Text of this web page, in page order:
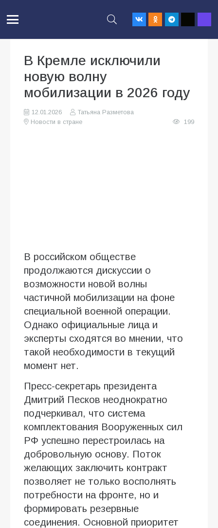
В Кремле исключили
новую волну
мобилизации в 2026 году
12.01.2026
Татьяна Разметова
Новости в стране
199
В российском обществе
продолжаются дискуссии о
возможности новой волны
частичной мобилизации на фоне
специальной военной операции.
Однако официальные лица и
эксперты сходятся во мнении, что
такой необходимости в текущий
момент нет.
Пресс-секретарь президента
Дмитрий Песков неоднократно
подчеркивал, что система
комплектования Вооруженных сил
РФ успешно перестроилась на
добровольную основу. Поток
желающих заключить контракт
позволяет не только восполнять
потребности на фронте, но и
формировать резервные
соединения. Основной приоритет